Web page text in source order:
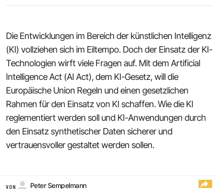
Die Entwicklungen im Bereich der künstlichen Intelligenz
(KI) vollziehen sich im Eiltempo. Doch der Einsatz der KI-
Technologien wirft viele Fragen auf. Mit dem Artificial
Intelligence Act (AI Act), dem KI-Gesetz, will die
Europäische Union Regeln und einen gesetzlichen
Rahmen für den Einsatz von KI schaffen. Wie die KI
reglementiert werden soll und KI-Anwendungen durch
den Einsatz synthetischer Daten sicherer und
vertrauensvoller gestaltet werden sollen.
VON Peter Sempelmann